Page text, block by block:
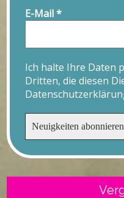
E-Mail*
Ich halte Ihre Daten
Dritten, die diesen